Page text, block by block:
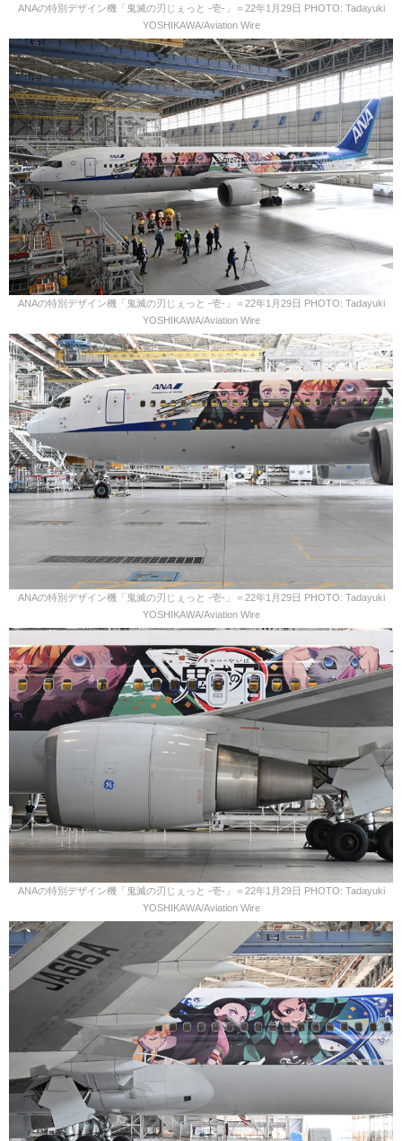
ANAの特別デザイン機「鬼滅の刃じぇっと -壱-」＝22年1月29日 PHOTO: Tadayuki
YOSHIKAWA/Aviation Wire
ANAの特別デザイン機「鬼滅の刃じぇっと -壱-」＝22年1月29日 PHOTO: Tadayuki
YOSHIKAWA/Aviation Wire
ANAの特別デザイン機「鬼滅の刃じぇっと -壱-」＝22年1月29日 PHOTO: Tadayuki
YOSHIKAWA/Aviation Wire
ANAの特別デザイン機「鬼滅の刃じぇっと -壱-」＝22年1月29日 PHOTO: Tadayuki
YOSHIKAWA/Aviation Wire